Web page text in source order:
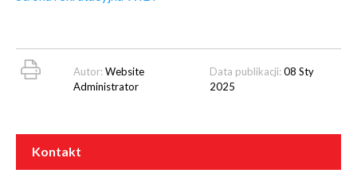
Kontakt
Autor:Website
Administrator
Data publikacji:08 Sty
2025